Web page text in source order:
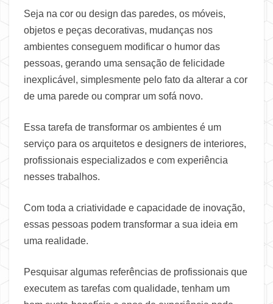
Seja na cor ou design das paredes, os móveis,
objetos e peças decorativas, mudanças nos
ambientes conseguem modificar o humor das
pessoas, gerando uma sensação de felicidade
inexplicável, simplesmente pelo fato da alterar a cor
de uma parede ou comprar um sofá novo.
Essa tarefa de transformar os ambientes é um
serviço para os arquitetos e designers de interiores,
profissionais especializados e com experiência
nesses trabalhos.
Com toda a criatividade e capacidade de inovação,
essas pessoas podem transformar a sua ideia em
uma realidade.
Pesquisar algumas referências de profissionais que
executem as tarefas com qualidade, tenham um